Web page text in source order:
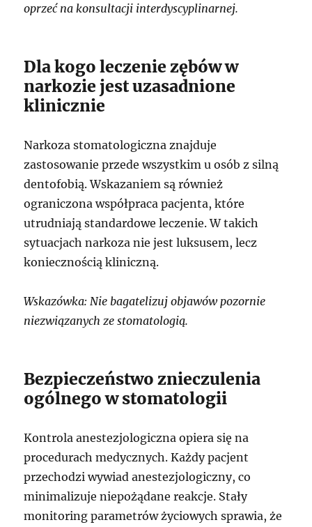
oprzeć na konsultacji interdyscyplinarnej.
Dla kogo leczenie zębów w
narkozie jest uzasadnione
klinicznie
Narkoza stomatologiczna znajduje
zastosowanie przede wszystkim u osób z silną
dentofobią. Wskazaniem są również
ograniczona współpraca pacjenta, które
utrudniają standardowe leczenie. W takich
sytuacjach narkoza nie jest luksusem, lecz
koniecznością kliniczną.
Wskazówka: Nie bagatelizuj objawów pozornie
niezwiązanych ze stomatologią.
Bezpieczeństwo znieczulenia
ogólnego w stomatologii
Kontrola anestezjologiczna opiera się na
procedurach medycznych. Każdy pacjent
przechodzi wywiad anestezjologiczny, co
minimalizuje niepożądane reakcje. Stały
monitoring parametrów życiowych sprawia, że